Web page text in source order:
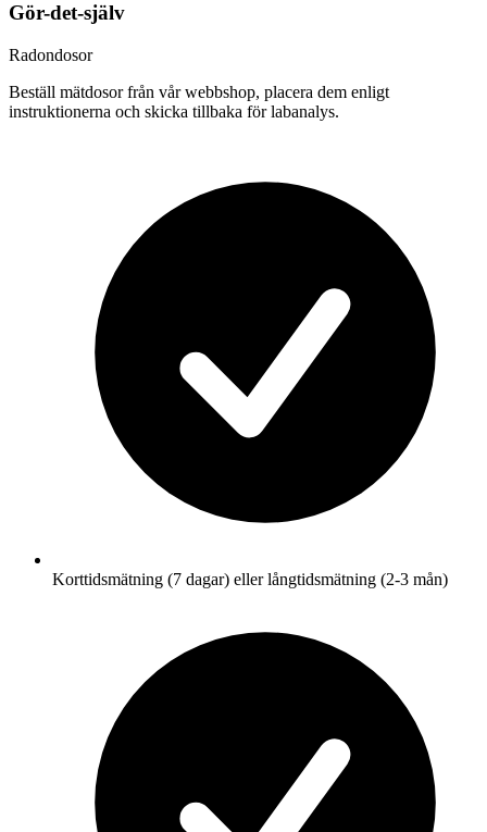
Gör-det-själv
Radondosor
Beställ mätdosor från vår webbshop, placera dem enligt
instruktionerna och skicka tillbaka för labanalys.
Korttidsmätning (7 dagar) eller långtidsmätning (2-3 mån)